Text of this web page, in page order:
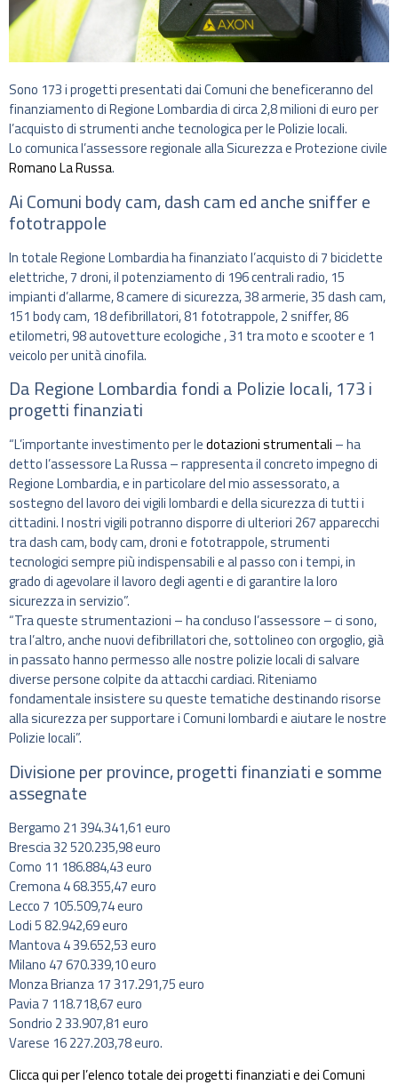
Sono 173 i progetti presentati dai Comuni che beneficeranno del
finanziamento di Regione Lombardia di circa 2,8 milioni di euro per
l’acquisto di strumenti anche tecnologica per le Polizie locali.
Lo comunica l’assessore regionale alla Sicurezza e Protezione civile
Romano La Russa.
Ai Comuni body cam, dash cam ed anche sniffer e
fototrappole
In totale Regione Lombardia ha finanziato l’acquisto di 7 biciclette
elettriche, 7 droni, il potenziamento di 196 centrali radio, 15
impianti d’allarme, 8 camere di sicurezza, 38 armerie, 35 dash cam,
151 body cam, 18 defibrillatori, 81 fototrappole, 2 sniffer, 86
etilometri, 98 autovetture ecologiche , 31 tra moto e scooter e 1
veicolo per unità cinofila.
Da Regione Lombardia fondi a Polizie locali, 173 i
progetti finanziati
“L’importante investimento per ledotazioni strumentali – ha
detto l’assessore La Russa – rappresenta il concreto impegno di
Regione Lombardia, e in particolare del mio assessorato, a
sostegno del lavoro dei vigili lombardi e della sicurezza di tutti i
cittadini. I nostri vigili potranno disporre di ulteriori 267 apparecchi
tra dash cam, body cam, droni e fototrappole, strumenti
tecnologici sempre più indispensabili e al passo con i tempi, in
grado di agevolare il lavoro degli agenti e di garantire la loro
sicurezza in servizio”.
“Tra queste strumentazioni – ha concluso l’assessore – ci sono,
tra l’altro, anche nuovi defibrillatori che, sottolineo con orgoglio, già
in passato hanno permesso alle nostre polizie locali di salvare
diverse persone colpite da attacchi cardiaci. Riteniamo
fondamentale insistere su queste tematiche destinando risorse
alla sicurezza per supportare i Comuni lombardi e aiutare le nostre
Polizie locali”.
Divisione per province, progetti finanziati e somme
assegnate
Bergamo 21 394.341,61 euro
Brescia 32 520.235,98 euro
Como 11 186.884,43 euro
Cremona 4 68.355,47 euro
Lecco 7 105.509,74 euro
Lodi 5 82.942,69 euro
Mantova 4 39.652,53 euro
Milano 47 670.339,10 euro
Monza Brianza 17 317.291,75 euro
Pavia 7 118.718,67 euro
Sondrio 2 33.907,81 euro
Varese 16 227.203,78 euro.
Clicca qui per l’elenco totale dei progetti finanziati e dei Comuni